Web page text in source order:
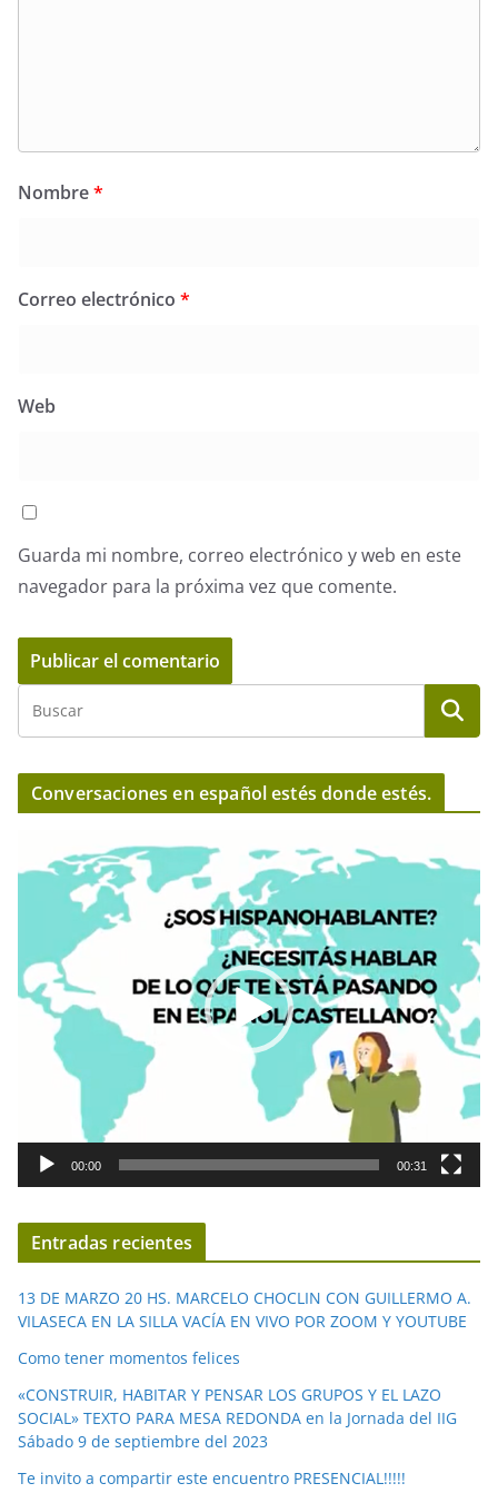
Nombre*
Correo electrónico *
Web
Guarda mi nombre, correo electrónico y web en este
navegador para la próxima vez que comente.
Conversaciones en español estés donde estés.
e
d
d
í
d
e
o
00:00 00:31
Entradas recientes
13 DE MARZO 20 HS. MARCELO CHOCLIN CON GUILLERMO A.
VILASECA EN LA SILLA VACÍA EN VIVO POR ZOOM Y YOUTUBE
Como tener momentos felices
«CONSTRUIR, HABITAR Y PENSAR LOS GRUPOS Y EL LAZO
SOCIAL» TEXTO PARA MESA REDONDA en la Jornada del IIG
Sábado 9 de septiembre del 2023
Te invito a compartir este encuentro PRESENCIAL!!!!!